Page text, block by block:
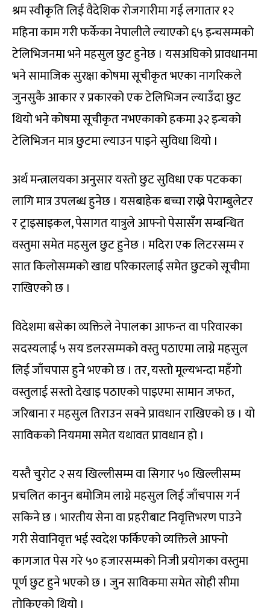
श्रम स्वीकृति लिई वैदेशिक रोजगारीमा गई लगातार १२
महिना काम गरी फर्केका नेपालीले ल्याएको ६५ इन्चसम्मको
टेलिभिजनमा भने महसुल छुट हुनेछ । यसअघिको प्रावधानमा
भने सामाजिक सुरक्षा कोषमा सूचीकृत भएका नागरिकले
जुनसुकै आकार र प्रकारको एक टेलिभिजन ल्याउँदा छुट
थियो भने कोषमा सूचीकृत नभएकाको हकमा ३२ इन्चको
टेलिभिजन मात्र छुटमा ल्याउन पाइने सुविधा थियो ।
अर्थ मन्त्रालयका अनुसार यस्तो छुट सुविधा एक पटकका
लागि मात्र उपलब्ध हुनेछ । यसबाहेक बच्चा राख्ने पेराम्बुलेटर
र ट्राइसाइकल, पेसागत यात्रुले आफ्नो पेसासँग सम्बन्धित
वस्तुमा समेत महसुल छुट हुनेछ । मदिरा एक लिटरसम्म र
सात किलोसम्मको खाद्य परिकारलाई समेत छुटको सूचीमा
राखिएको छ ।
विदेशमा बसेका व्यक्तिले नेपालका आफन्त वा परिवारका
सदस्यलाई ५ सय डलरसम्मको वस्तु पठाएमा लाग्ने महसुल
लिई जाँचपास हुने भएको छ । तर, यस्तो मूल्यभन्दा महँगो
वस्तुलाई सस्तो देखाइ पठाएको पाइएमा सामान जफत,
जरिबाना र महसुल तिराउन सक्ने प्रावधान राखिएको छ । यो
साविकको नियममा समेत यथावत प्रावधान हो ।
यस्तै चुरोट २ सय खिल्लीसम्म वा सिगार ५० खिल्लीसम्म
प्रचलित कानुन बमोजिम लाग्ने महसुल लिई जाँचपास गर्न
सकिने छ । भारतीय सेना वा प्रहरीबाट निवृत्तिभरण पाउने
गरी सेवानिवृत्त भई स्वदेश फर्किएको व्यक्तिले आफ्नो
कागजात पेस गरे ५० हजारसम्मको निजी प्रयोगका वस्तुमा
पूर्ण छुट हुने भएको छ । जुन साविकमा समेत सोही सीमा
तोकिएको थियो ।